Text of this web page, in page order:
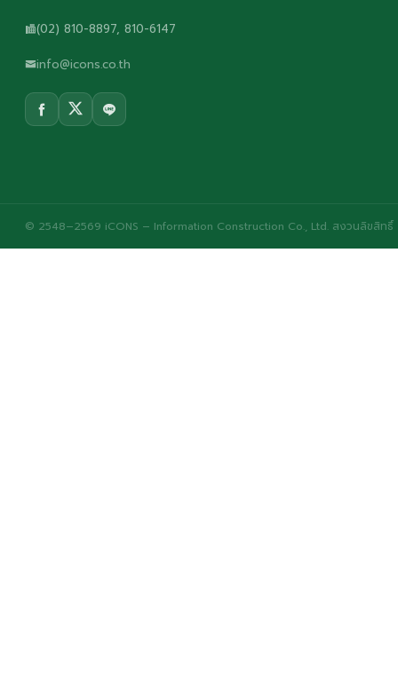
(02) 810-8897, 810-6147
info@icons.co.th
© 2548–2569 iCONS – Information Construction Co., Ltd. สงวนลิขสิทธิ์